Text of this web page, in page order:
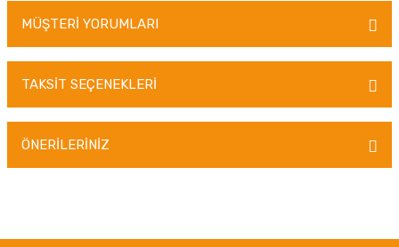
MÜŞTERİ YORUMLARI
TAKSİT SEÇENEKLERİ
ÖNERİLERİNİZ
Görüş ve önerileriniz için teşekkür ederiz.